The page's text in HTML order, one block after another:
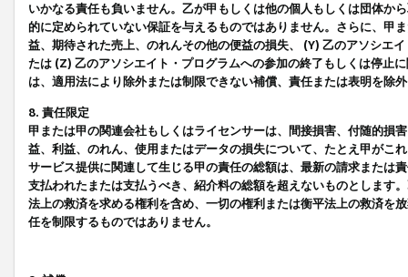
いかなる責任も負いません。乙が甲もしくは他の個人もしくは団体か
的に定められていない保証を与えるものではありません。さらに、甲
益、期待された売上、のれんその他の便益の損失、 (Y) 乙のアソシエ
たは (Z) 乙のアソシエイト・プログラムへの参加の終了もしくは停止
は、適用法により除外または制限できない補償、責任または表明を除
8. 責任限定
甲または甲の関連会社もしくはライセンサーは、間接損害、付随的損
益、利益、のれん、使用またはデータの損失について、たとえ甲がこ
サービス提供に関連して生じる甲の責任の総額は、最新の請求または
支払われたまたは支払うべき、紹介料の総額を超えないものとします
法上の救済を求める権利を含め、一切の権利または衡平法上の救済を
任を制限するものではありません。